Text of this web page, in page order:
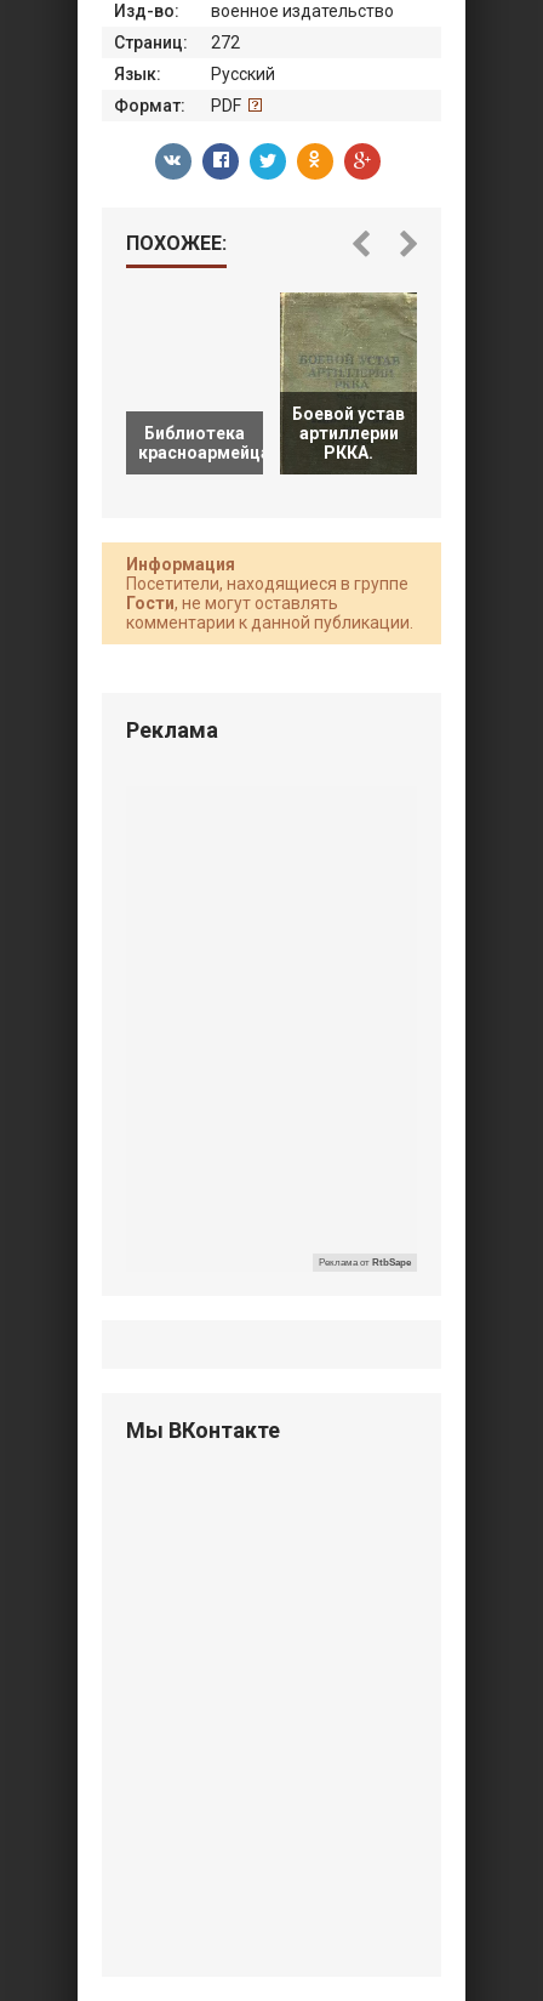
Изд-во:
военное издательство
Страниц:
272
Язык:
Русский
Формат:
PDF
ПОХОЖЕЕ:
Библиотека
красноармейца.
Боевой устав
артиллерии
РККА.
Информация
Посетители, находящиеся в группе
Гости, не могут оставлять
комментарии к данной публикации.
Реклама
Реклама от RtbSape
Мы ВКонтакте